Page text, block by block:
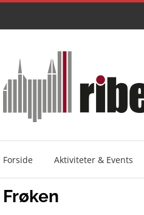
Forside Aktiviteter & Events
Frøken